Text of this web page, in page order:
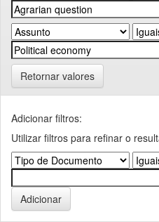
Retornar valores
Adicionar filtros:
Utilizar filtros para refinar o